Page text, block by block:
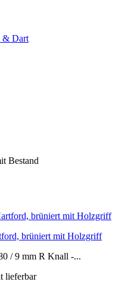
& Dart
Bestand
brüniert mit Holzgriff
/ 9 mm R Knall -...
lieferbar